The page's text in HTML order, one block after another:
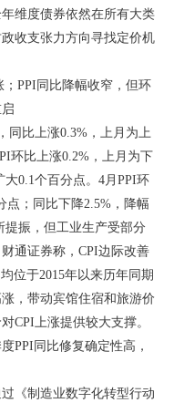
维度债券依然在所有大类
收支张力方向寻找定价机
PPI同比降幅收窄，但环
同比上涨0.3%，上月为上
环比上涨0.2%，上月为下
大0.1个百分点。4月PPI环
点；同比下降2.5%，降幅
提振，但工业生产受部分
通证券称，CPI边际改善
位于2015年以来历年同期
，带动宾馆住宿和旅游价
CPI上涨提供较大支撑。
PPI同比修复确定性高，
《制造业数字化转型行动